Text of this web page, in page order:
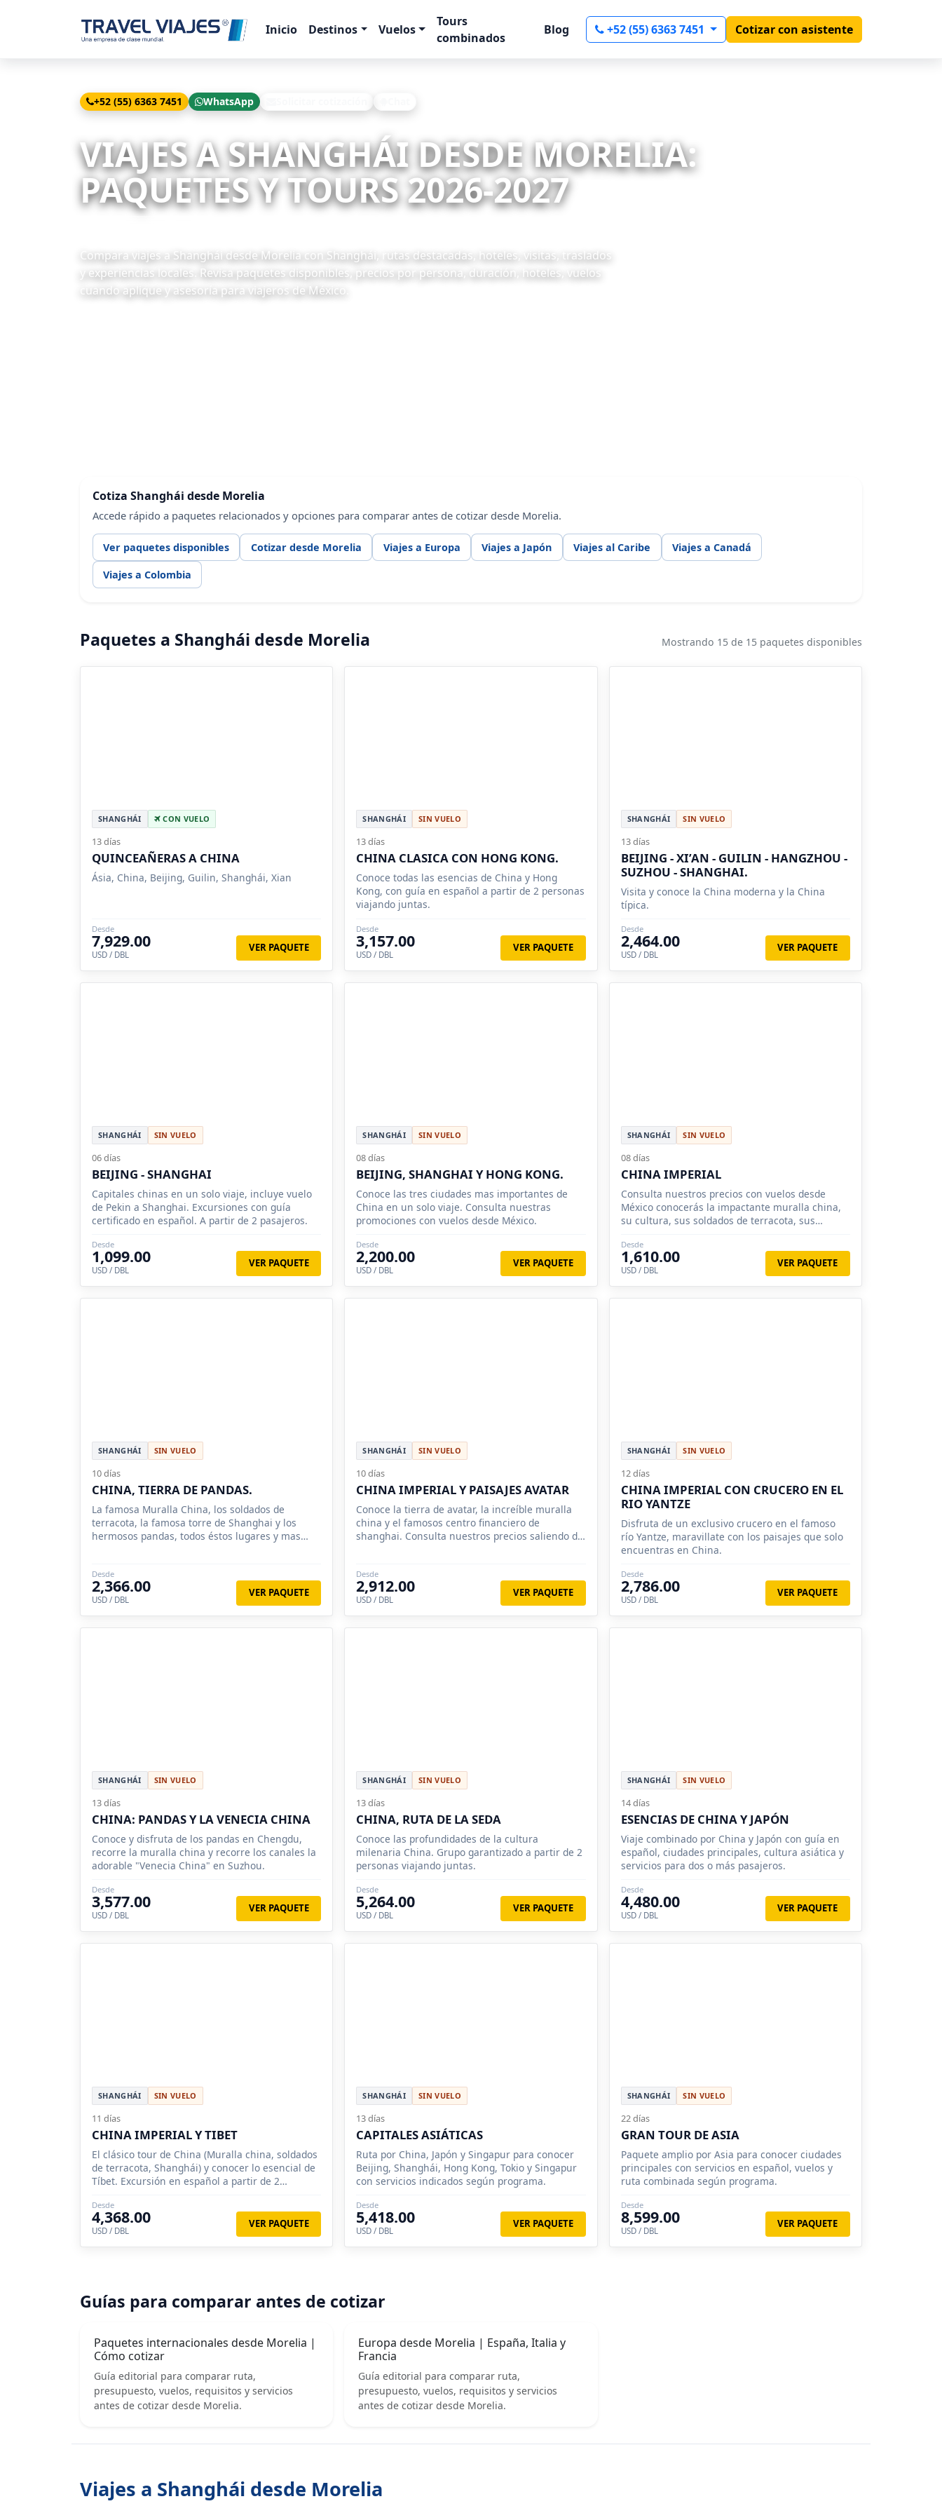
Inicio Destinos Vuelos
Tours
combinados
Blog +52 (55) 6363 7451 Cotizar con asistente
+52 (55) 6363 7451 WhatsApp
VIAJES A SHANGHÁI DESDE MORELIA:
PAQUETES Y TOURS 2026-2027
Compara viajes a Shanghái desde Morelia con Shanghái, rutas destacadas, hoteles, visitas, traslados
y experiencias locales. Revisa paquetes disponibles, precios por persona, duración, hoteles, vuelos
cuando aplique y asesoría para viajeros de México.
Cotiza Shanghái desde Morelia
Accede rápido a paquetes relacionados y opciones para comparar antes de cotizar desde Morelia.
Ver paquetes disponibles Cotizar desde Morelia Viajes a Europa Viajes a Japón Viajes al Caribe Viajes a Canadá
Viajes a Colombia
Paquetes a Shanghái desde Morelia Mostrando 15 de 15 paquetes disponibles
SHANGHÁI CON VUELO
13 días
QUINCEAÑERAS A CHINA
Ásia, China, Beijing, Guilin, Shanghái, Xian
Desde
7,929.00
USD / DBL
VER PAQUETE
SHANGHÁI SIN VUELO
13 días
CHINA CLASICA CON HONG KONG.
Conoce todas las esencias de China y Hong
Kong, con guía en español a partir de 2 personas
viajando juntas.
Desde
3,157.00
USD / DBL
VER PAQUETE
SHANGHÁI SIN VUELO
13 días
BEIJING - XI’AN - GUILIN - HANGZHOU -
SUZHOU - SHANGHAI.
Visita y conoce la China moderna y la China
típica.
Desde
2,464.00
USD / DBL
VER PAQUETE
SHANGHÁI SIN VUELO
06 días
BEIJING - SHANGHAI
Capitales chinas en un solo viaje, incluye vuelo
de Pekin a Shanghai. Excursiones con guía
certificado en español. A partir de 2 pasajeros.
Desde
1,099.00
USD / DBL
VER PAQUETE
SHANGHÁI SIN VUELO
08 días
BEIJING, SHANGHAI Y HONG KONG.
Conoce las tres ciudades mas importantes de
China en un solo viaje. Consulta nuestras
promociones con vuelos desde México.
Desde
2,200.00
USD / DBL
VER PAQUETE
SHANGHÁI SIN VUELO
08 días
CHINA IMPERIAL
Consulta nuestros precios con vuelos desde
México conocerás la impactante muralla china,
su cultura, sus soldados de terracota, sus
Desde
1,610.00
USD / DBL
VER PAQUETE
SHANGHÁI SIN VUELO
10 días
CHINA, TIERRA DE PANDAS.
La famosa Muralla China, los soldados de
terracota, la famosa torre de Shanghai y los
hermosos pandas, todos éstos lugares y mas
Desde
2,366.00
USD / DBL
VER PAQUETE
SHANGHÁI SIN VUELO
10 días
CHINA IMPERIAL Y PAISAJES AVATAR
Conoce la tierra de avatar, la increíble muralla
china y el famosos centro financiero de
shanghai. Consulta nuestros precios saliendo de
Desde
2,912.00
USD / DBL
VER PAQUETE
SHANGHÁI SIN VUELO
12 días
CHINA IMPERIAL CON CRUCERO EN EL
RIO YANTZE
Disfruta de un exclusivo crucero en el famoso
río Yantze, maravillate con los paisajes que solo
encuentras en China.
Desde
2,786.00
USD / DBL
VER PAQUETE
SHANGHÁI SIN VUELO
13 días
CHINA: PANDAS Y LA VENECIA CHINA
Conoce y disfruta de los pandas en Chengdu,
recorre la muralla china y recorre los canales la
adorable "Venecia China" en Suzhou.
Desde
3,577.00
USD / DBL
VER PAQUETE
SHANGHÁI SIN VUELO
13 días
CHINA, RUTA DE LA SEDA
Conoce las profundidades de la cultura
milenaria China. Grupo garantizado a partir de 2
personas viajando juntas.
Desde
5,264.00
USD / DBL
VER PAQUETE
SHANGHÁI SIN VUELO
14 días
ESENCIAS DE CHINA Y JAPÓN
Viaje combinado por China y Japón con guía en
español, ciudades principales, cultura asiática y
servicios para dos o más pasajeros.
Desde
4,480.00
USD / DBL
VER PAQUETE
SHANGHÁI SIN VUELO
11 días
CHINA IMPERIAL Y TIBET
El clásico tour de China (Muralla china, soldados
de terracota, Shanghái) y conocer lo esencial de
Tíbet. Excursión en español a partir de 2
Desde
4,368.00
USD / DBL
VER PAQUETE
SHANGHÁI SIN VUELO
13 días
CAPITALES ASIÁTICAS
Ruta por China, Japón y Singapur para conocer
Beijing, Shanghái, Hong Kong, Tokio y Singapur
con servicios indicados según programa.
Desde
5,418.00
USD / DBL
VER PAQUETE
SHANGHÁI SIN VUELO
22 días
GRAN TOUR DE ASIA
Paquete amplio por Asia para conocer ciudades
principales con servicios en español, vuelos y
ruta combinada según programa.
Desde
8,599.00
USD / DBL
VER PAQUETE
Guías para comparar antes de cotizar
Paquetes internacionales desde Morelia |
Cómo cotizar
Guía editorial para comparar ruta,
presupuesto, vuelos, requisitos y servicios
antes de cotizar desde Morelia.
Europa desde Morelia | España, Italia y
Francia
Guía editorial para comparar ruta,
presupuesto, vuelos, requisitos y servicios
antes de cotizar desde Morelia.
Viajes a Shanghái desde Morelia